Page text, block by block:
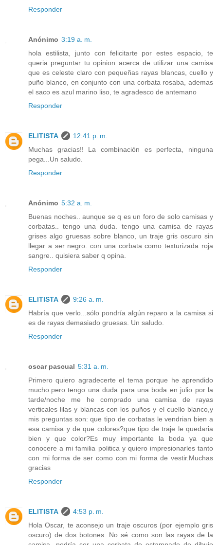
Responder
Anónimo 3:19 a. m.
hola estilista, junto con felicitarte por estes espacio, te
queria preguntar tu opinion acerca de utilizar una camisa
que es celeste claro con pequeñas rayas blancas, cuello y
puño blanco, en conjunto con una corbata rosaba, ademas
el saco es azul marino liso, te agradesco de antemano
Responder
ELITISTA
12:41 p. m.
Muchas gracias!! La combinación es perfecta, ninguna
pega...Un saludo.
Responder
Anónimo 5:32 a. m.
Buenas noches.. aunque se q es un foro de solo camisas y
corbatas.. tengo una duda. tengo una camisa de rayas
grises algo gruesas sobre blanco, un traje gris oscuro sin
llegar a ser negro. con una corbata como texturizada roja
sangre.. quisiera saber q opina.
Responder
ELITISTA
9:26 a. m.
Habría que verlo...sólo pondría algún reparo a la camisa si
es de rayas demasiado gruesas. Un saludo.
Responder
oscar pascual 5:31 a. m.
Primero quiero agradecerte el tema porque he aprendido
mucho.pero tengo una duda para una boda en julio por la
tarde/noche me he comprado una camisa de rayas
verticales lilas y blancas con los puños y el cuello blanco,y
mis preguntas son: que tipo de corbatas le vendrian bien a
esa camisa y de que colores?que tipo de traje le quedaria
bien y que color?Es muy importante la boda ya que
conocere a mi familia politica y quiero impresionarles tanto
con mi forma de ser como con mi forma de vestir.Muchas
gracias
Responder
ELITISTA
4:53 p. m.
Hola Oscar, te aconsejo un traje oscuros (por ejemplo gris
oscuro) de dos botones. No sé como son las rayas de la